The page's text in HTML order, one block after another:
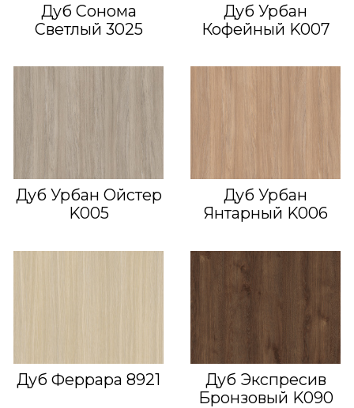
Дуб Сонома
Светлый 3025
Дуб Урбан
Кофейный K007
Дуб Урбан Ойстер
K005
Дуб Урбан
Янтарный K006
Дуб Феррара 8921
Дуб Экспресив
Бронзовый K090